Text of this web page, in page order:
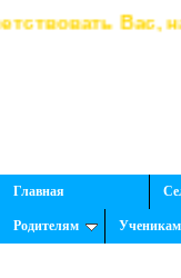
Вас, на
Главная
Родителям Ученикам